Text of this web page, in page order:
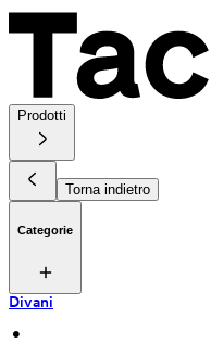
Prodotti
Torna indietro
Categorie
Divani
•